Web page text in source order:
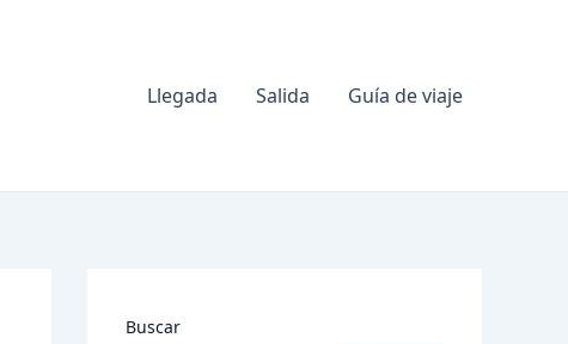
Llegada Salida Guía de viaje
Buscar